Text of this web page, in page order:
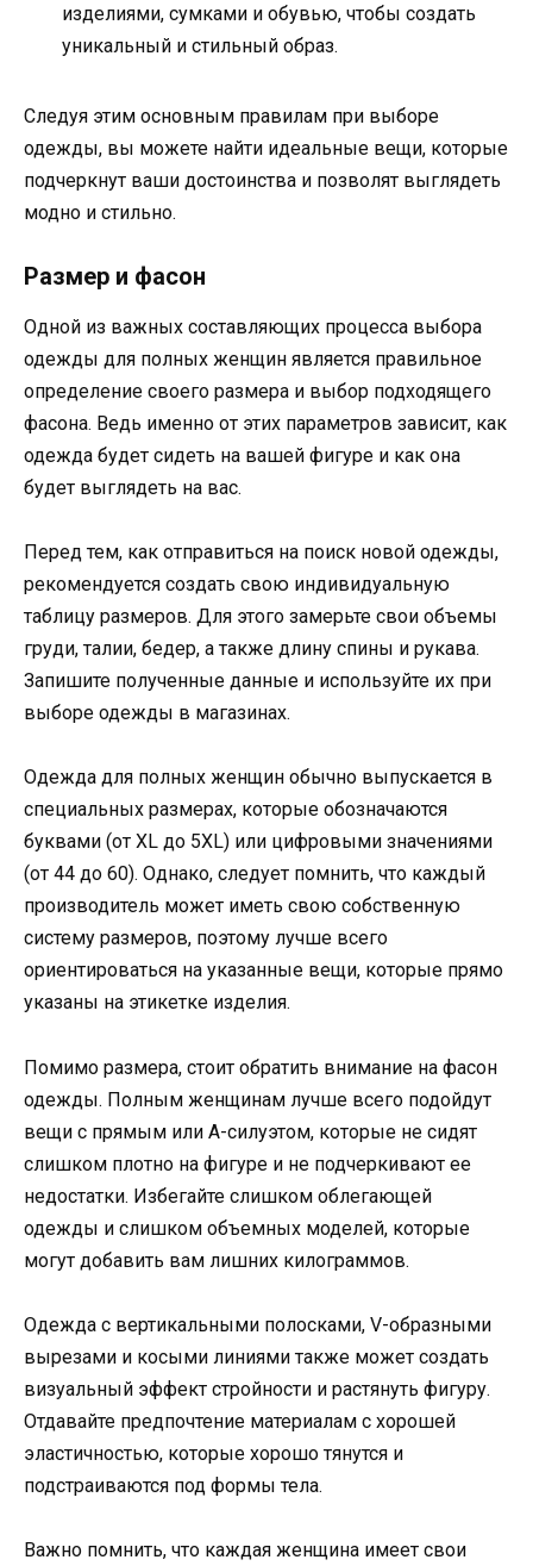
изделиями, сумками и обувью, чтобы создать
уникальный и стильный образ.
Следуя этим основным правилам при выборе
одежды, вы можете найти идеальные вещи, которые
подчеркнут ваши достоинства и позволят выглядеть
модно и стильно.
Размер и фасон
Одной из важных составляющих процесса выбора
одежды для полных женщин является правильное
определение своего размера и выбор подходящего
фасона. Ведь именно от этих параметров зависит, как
одежда будет сидеть на вашей фигуре и как она
будет выглядеть на вас.
Перед тем, как отправиться на поиск новой одежды,
рекомендуется создать свою индивидуальную
таблицу размеров. Для этого замерьте свои объемы
груди, талии, бедер, а также длину спины и рукава.
Запишите полученные данные и используйте их при
выборе одежды в магазинах.
Одежда для полных женщин обычно выпускается в
специальных размерах, которые обозначаются
буквами (от XL до 5XL) или цифровыми значениями
(от 44 до 60). Однако, следует помнить, что каждый
производитель может иметь свою собственную
систему размеров, поэтому лучше всего
ориентироваться на указанные вещи, которые прямо
указаны на этикетке изделия.
Помимо размера, стоит обратить внимание на фасон
одежды. Полным женщинам лучше всего подойдут
вещи с прямым или А-силуэтом, которые не сидят
слишком плотно на фигуре и не подчеркивают ее
недостатки. Избегайте слишком облегающей
одежды и слишком объемных моделей, которые
могут добавить вам лишних килограммов.
Одежда с вертикальными полосками, V-образными
вырезами и косыми линиями также может создать
визуальный эффект стройности и растянуть фигуру.
Отдавайте предпочтение материалам с хорошей
эластичностью, которые хорошо тянутся и
подстраиваются под формы тела.
Важно помнить, что каждая женщина имеет свои